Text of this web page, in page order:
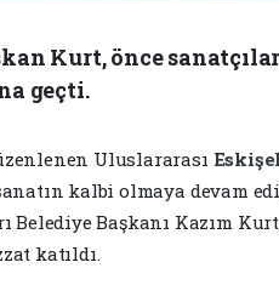
Kurt, önce
geçti.
Uluslararası
kalbi olmaya devam
Başkanı Kazım
katıldı.